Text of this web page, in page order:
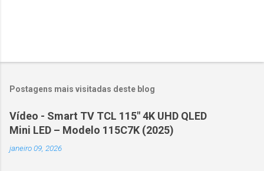
Postagens mais visitadas deste blog
Vídeo - Smart TV TCL 115" 4K UHD QLED
Mini LED – Modelo 115C7K (2025)
janeiro 09, 2026